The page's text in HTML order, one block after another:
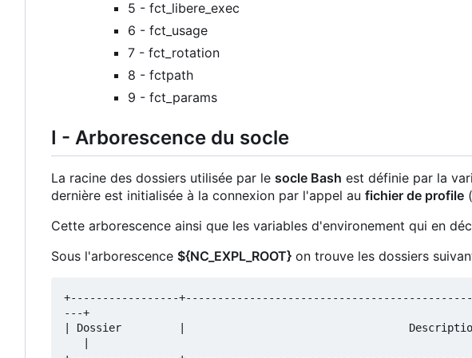
5 - fct_libere_exec
6 - fct_usage
7 - fct_rotation
8 - fctpath
9 - fct_params
I - Arborescence du socle
La racine des dossiers utilisée par le socle Bash est définie par la
dernière est initialisée à la connexion par l'appel au fichier de profile
Cette arborescence ainsi que les variables d'environement qui en
Sous l'arborescence ${NC_EXPL_ROOT} on trouve les dossiers
+-----------------
---+
| Dossier         |